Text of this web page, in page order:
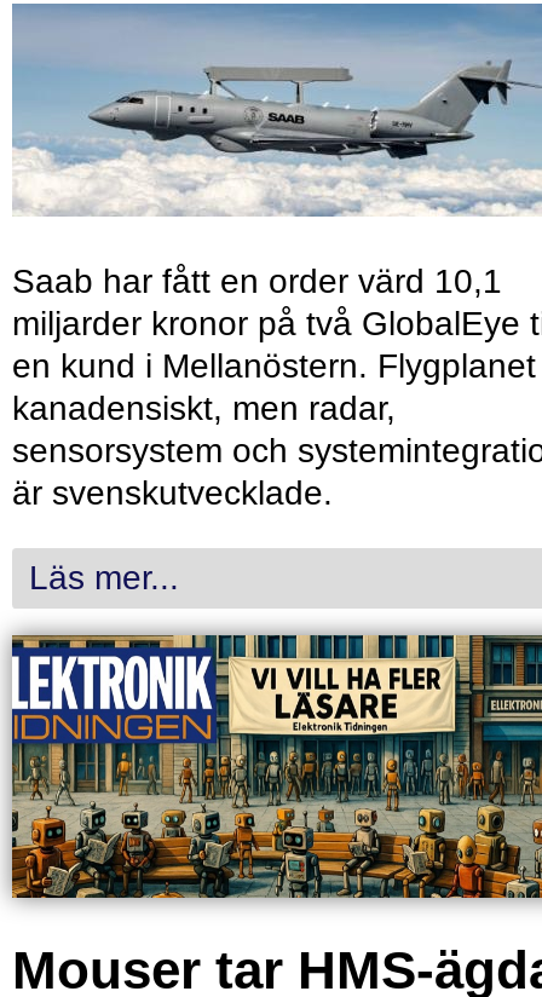
Saab har fått en order värd 10,1
miljarder kronor på två GlobalEye
en kund i Mellanöstern.
kanadensiskt, men radar,
sensorsystem och
är svenskutvecklade.
Läs mer...
Mouser tar HMS-